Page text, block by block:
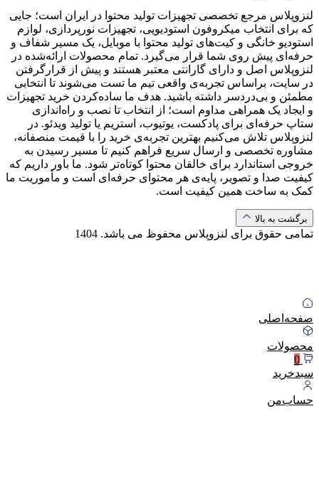
لنزوپلاس مرجع تخصصی تجهیزات تولید محتوا در ایران است؛ جایی
که برای انتخاب میکروفون استودیویی، تجهیزات نورپردازی، لوازم
استودیو خانگی و کیت‌های تولید محتوا با موبایل، یک مسیر شفاف و
حرفه‌ای پیش روی شما قرار می‌گیرد. تمام محصولات ارائه‌شده در
لنزوپلاس اصل و دارای گارانتی معتبر هستند و پیش از قرارگرفتن
در سایت، براساس تجربه‌ی واقعی تیم ما تست می‌شوند تا انتخابی
مطمئن و بی‌دردسر داشته باشید. هدف ما ساده‌کردن خرید تجهیزات
و ایجاد یک همراهی مداوم است؛ از انتخاب تا نصب و راه‌اندازی
ستاپ حرفه‌ای برای پادکست، یوتیوب، استریم یا تولید ویدئو. در
لنزوپلاس تلاش می‌کنیم بهترین تجربه‌ی خرید را با قیمت منصفانه،
مشاوره تخصصی و ارسال سریع فراهم کنیم تا مسیر رسیدن به
خروجی استاندارد برای خالقان محتوا کوتاه‌تر شود. ما باور داریم که
کیفیت صدا و تصویر، پایه‌ی هر محتوای حرفه‌ای است و مأموریت ما
کمک به ساخت همین کیفیت است.
برگشت به بالا
تمامی حقوق برای لنزوپلاس محفوظ می باشد. 1404
صفحه‌اصلی
محصولات
0
سبد‌خرید
حساب‌من